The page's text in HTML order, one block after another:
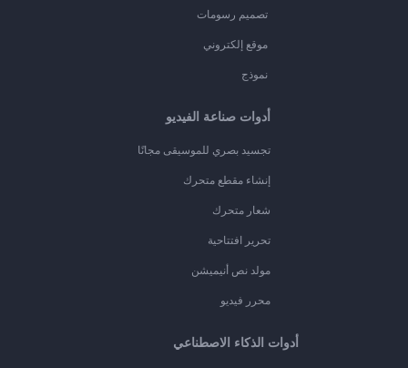
تصميم رسومات
موقع إلكتروني
نموذج
أدوات صناعة الفيديو
تجسيد بصري للموسيقى مجانًا
إنشاء مقطع متحرك
شعار متحرك
تحرير افتتاحية
مولد نص أنيميشن
محرر فيديو
أدوات الذكاء الاصطناعي